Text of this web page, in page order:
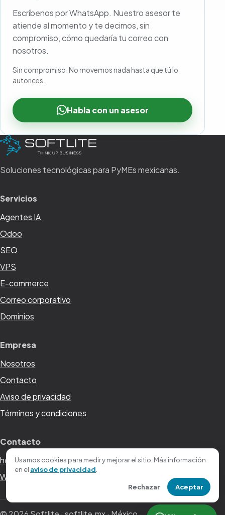
Escríbenos por WhatsApp. Nuestro asesor te
atiende al momento y te decimos, sin
compromiso, cómo quedaría tu correo con
nosotros.
Sin compromiso. No movemos nada hasta que tú lo
autorices.
Habla con un asesor
Soluciones tecnológicas para PyMEs mexicanas.
Servicios
Agentes IA
Odoo
SEO
VPS
E-commerce
Correo corporativo
Dominios
Empresa
Nosotros
Contacto
Aviso de privacidad
Términos y condiciones
Contacto
hola@softlite.mx
WhatsApp +52 221 200 4480
Usamos cookies para medir y mejorar el sitio. Más información
en el aviso de privacidad
Rechazar Aceptar